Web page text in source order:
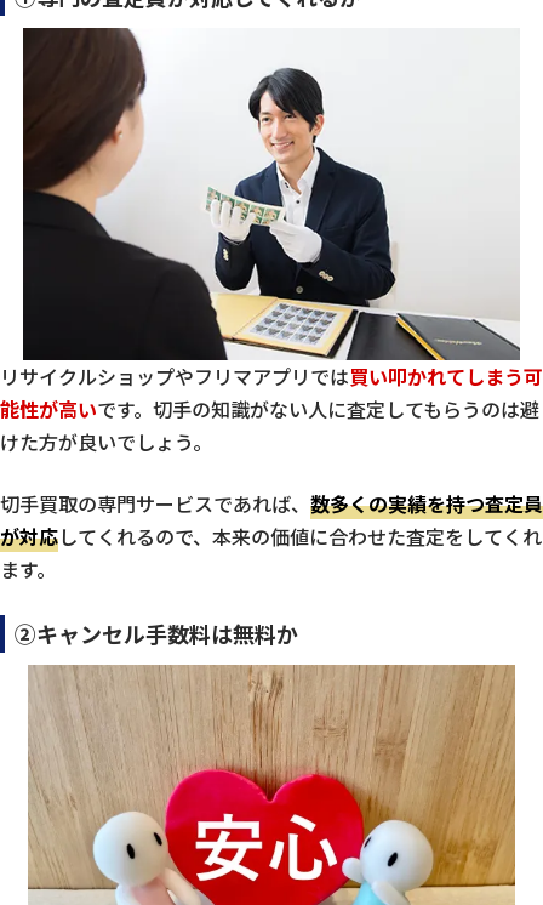
リサイクルショップやフリマアプリでは買い叩かれてしまう可
能性が高いです。切手の知識がない人に査定してもらうのは避
けた方が良いでしょう。
切手買取の専門サービスであれば、 数多くの実績を持つ査定員
が対応してくれるので、本来の価値に合わせた査定をしてくれ
ます。
②キャンセル手数料は無料か